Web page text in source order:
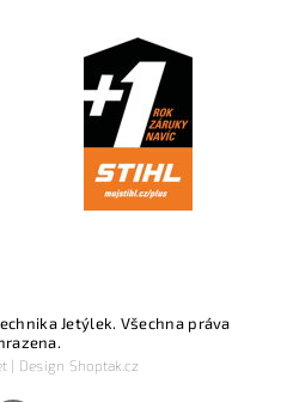
Jetýlek. Všechna práva
| Design Shoptak.cz